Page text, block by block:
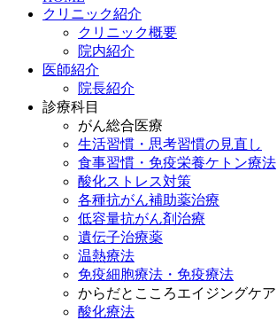
クリニック紹介
クリニック概要
院内紹介
医師紹介
院長紹介
診療科目
がん総合医療
生活習慣・思考習慣の見直し
食事習慣・免疫栄養ケトン療法
酸化ストレス対策
各種抗がん補助薬治療
低容量抗がん剤治療
遺伝子治療薬
温熱療法
免疫細胞療法・免疫療法
からだとこころエイジングケア
酸化療法